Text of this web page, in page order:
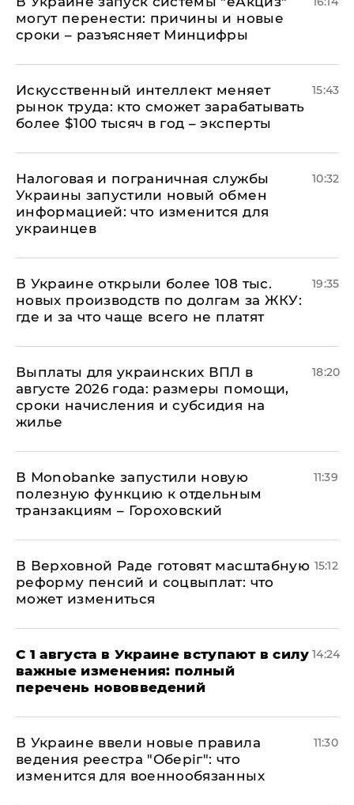
могут перенести: причины и новые
сроки – разъясняет Минцифры
Искусственный интеллект меняет
рынок труда: кто сможет зарабатывать
более $100 тысяч в год – эксперты
15:43
Налоговая и пограничная службы
Украины запустили новый обмен
информацией: что изменится для
украинцев
10:32
В Украине открыли более 108 тыс.
новых производств по долгам за ЖКУ:
где и за что чаще всего не платят
19:35
Выплаты для украинских ВПЛ в
августе 2026 года: размеры помощи,
сроки начисления и субсидия на
жилье
18:20
В Мonobankе запустили новую
полезную функцию к отдельным
транзакциям – Гороховский
11:39
В Верховной Раде готовят масштабную
реформу пенсий и соцвыплат: что
может измениться
15:12
С 1 августа в Украине вступают в силу
важные изменения: полный
перечень нововведений
14:24
В Украине ввели новые правила
ведения реестра "Оберіг": что
изменится для военнообязанных
11:30